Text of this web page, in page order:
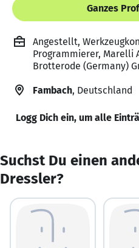
Ganzes
Angestellt,
Programmierer, Marelli
Brotterode (Germany)
Fambach, Deutschland
Logg Dich ein, um alle
Suchst Du einen
Dressler?